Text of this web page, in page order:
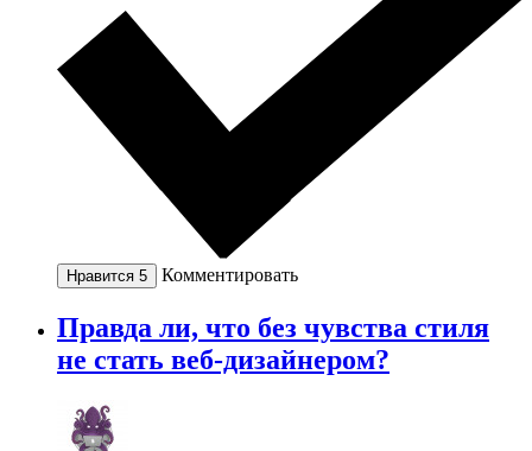
Нравится 5 Комментировать
Правда ли, что без чувства стиля
не стать веб-дизайнером?